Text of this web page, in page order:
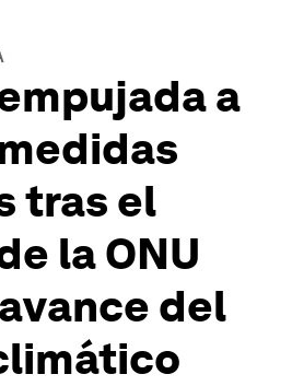
a
tras el
la ONU
del